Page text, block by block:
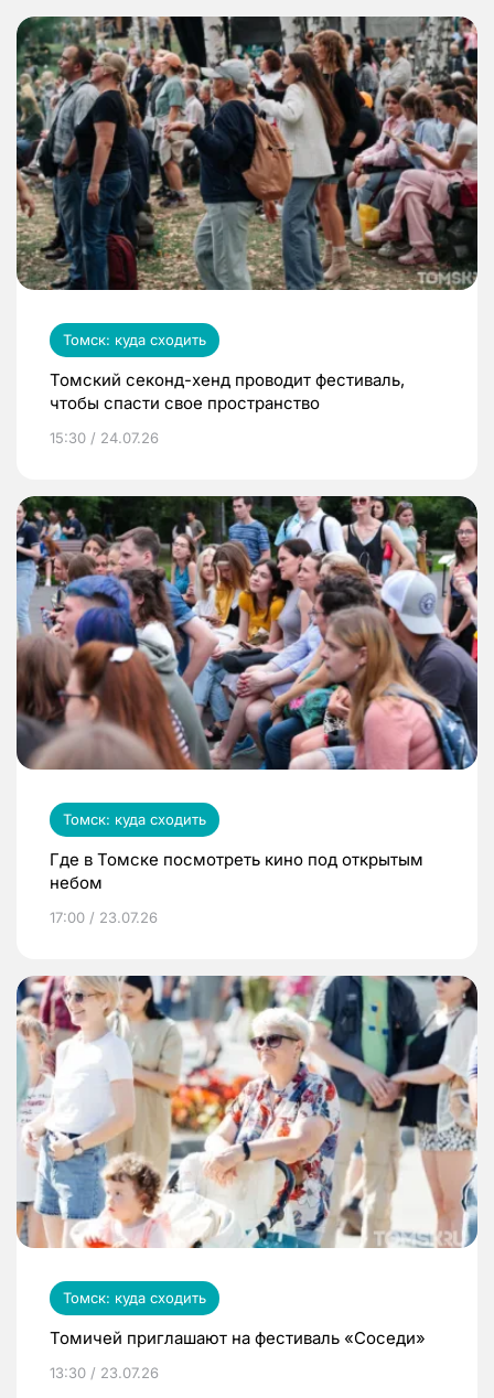
Томск: куда сходить
Томский секонд-хенд проводит фестиваль,
чтобы спасти свое пространство
15:30 / 24.07.26
Томск: куда сходить
Где в Томске посмотреть кино под открытым
небом
17:00 / 23.07.26
Томск: куда сходить
Томичей приглашают на фестиваль «Соседи»
13:30 / 23.07.26